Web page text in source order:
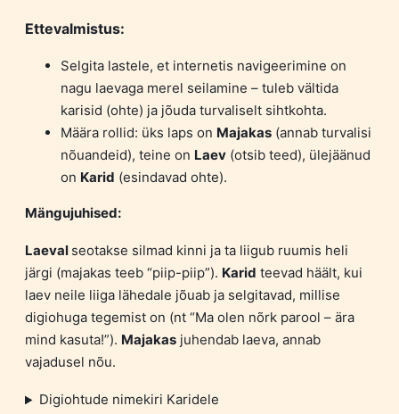
Ettevalmistus:
Selgita lastele, et internetis navigeerimine on
nagu laevaga merel seilamine – tuleb vältida
karisid (ohte) ja jõuda turvaliselt sihtkohta.
Määra rollid: üks laps on Majakas (annab turvalisi
nõuandeid), teine on Laev (otsib teed), ülejäänud
on Karid (esindavad ohte).
Mängujuhised:
Laeval seotakse silmad kinni ja ta liigub ruumis heli
järgi (majakas teeb “piip-piip”). Karid teevad häält, kui
laev neile liiga lähedale jõuab ja selgitavad, millise
digiohuga tegemist on (nt “Ma olen nõrk parool – ära
mind kasuta!”). Majakas juhendab laeva, annab
vajadusel nõu.
Digiohtude nimekiri Karidele